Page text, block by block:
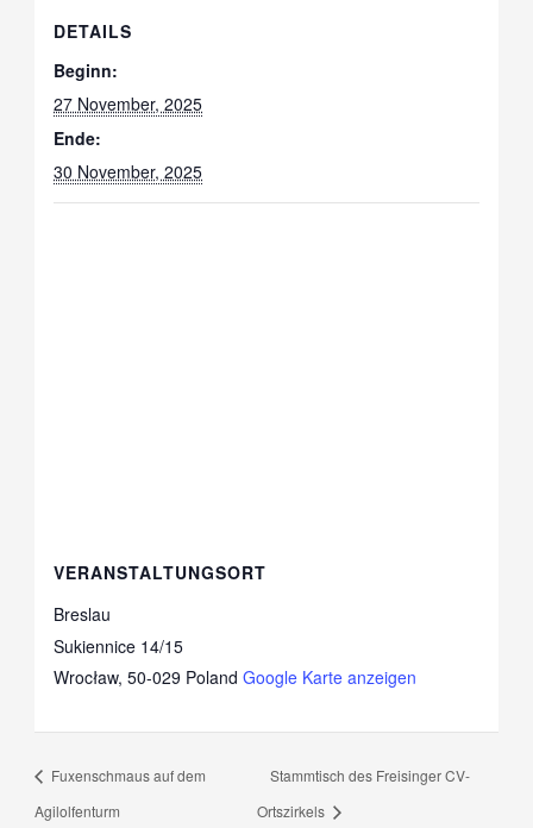
DETAILS
Beginn:
27 November, 2025
Ende:
30 November, 2025
VERANSTALTUNGSORT
Breslau
Sukiennice 14/15
Wrocław, 50-029 Poland Google Karte anzeigen
Fuxenschmaus auf dem
Agilolfenturm
Stammtisch des Freisinger CV-
Ortszirkels